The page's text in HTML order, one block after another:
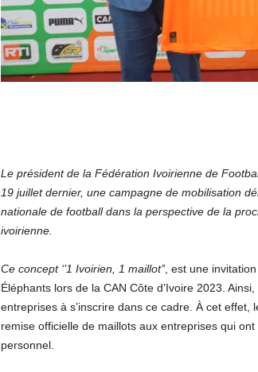
Le président de la Fédération Ivoirienne de
19 juillet dernier, une campagne de mobilisation
nationale de football dans la perspective de la
ivoirienne.
Ce concept ‘’1 Ivoirien, 1 maillot’’, est une
Éléphants lors de la CAN Côte d’Ivoire 2023.
entreprises à s’inscrire dans ce cadre. À cet
remise officielle de maillots aux entreprises qui
personnel.